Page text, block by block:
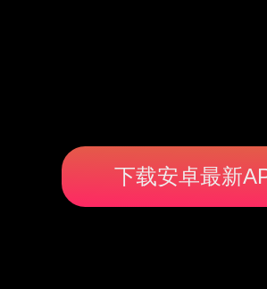
下载安卓最新